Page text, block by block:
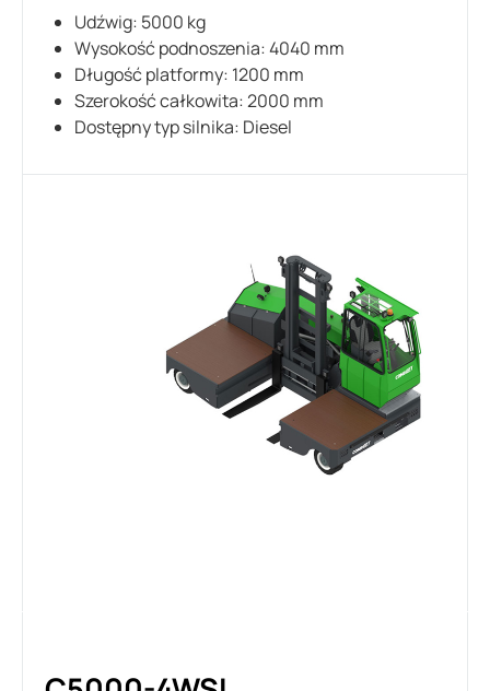
Udźwig: 5000 kg
Wysokość podnoszenia: 4040 mm
Długość platformy: 1200 mm
Szerokość całkowita: 2000 mm
Dostępny typ silnika: Diesel